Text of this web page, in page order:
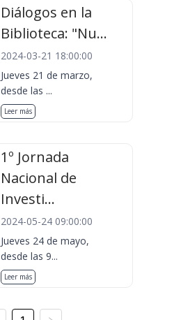
Diálogos en la
Biblioteca: "Nu...
2024-03-21 18:00:00
Jueves 21 de marzo,
desde las ...
Leer más
1º Jornada
Nacional de
Investi...
2024-05-24 09:00:00
Jueves 24 de mayo,
desde las 9...
Leer más